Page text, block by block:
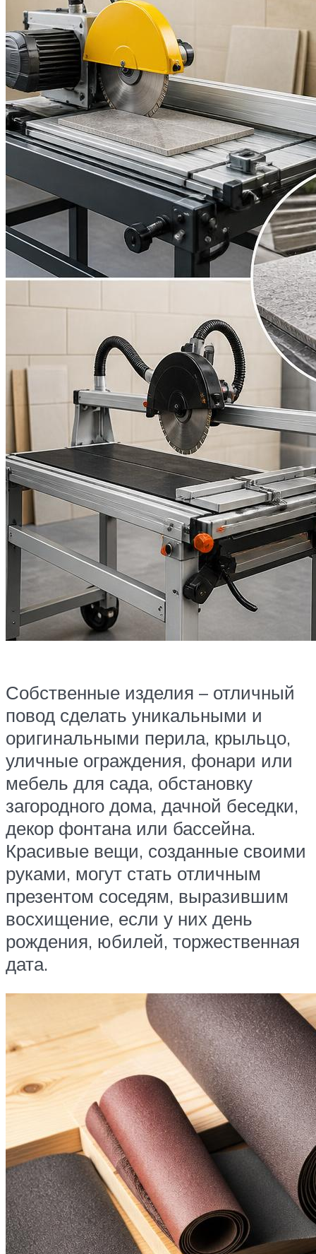
Собственные изделия – отличный
повод сделать уникальными и
оригинальными перила, крыльцо,
уличные ограждения, фонари или
мебель для сада, обстановку
загородного дома, дачной беседки,
декор фонтана или бассейна.
Красивые вещи, созданные своими
руками, могут стать отличным
презентом соседям, выразившим
восхищение, если у них день
рождения, юбилей, торжественная
дата.